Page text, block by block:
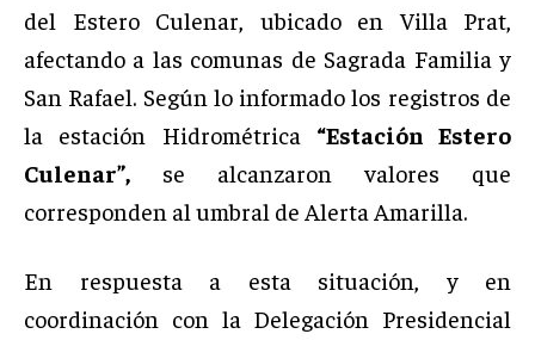
del Estero Culenar, ubicado en Villa Prat,
afectando a las comunas de Sagrada Familia y
San Rafael. Según lo informado los registros de
la estación Hidrométrica “Estación Estero
Culenar”, se alcanzaron valores que
corresponden al umbral de Alerta Amarilla.
En respuesta a esta situación, y en
coordinación con la Delegación Presidencial